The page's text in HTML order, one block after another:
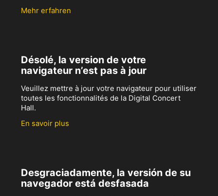
Mehr erfahren
Désolé, la version de votre
navigateur n’est pas à jour
Veuillez mettre à jour votre navigateur pour utiliser
toutes les fonctionnalités de la Digital Concert
Hall.
En savoir plus
Desgraciadamente, la versión de su
navegador está desfasada